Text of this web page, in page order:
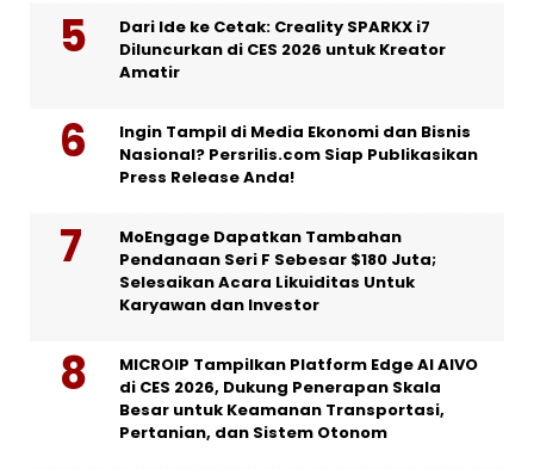
Dari Ide ke Cetak: Creality SPARKX i7
Diluncurkan di CES 2026 untuk Kreator
Amatir
Ingin Tampil di Media Ekonomi dan Bisnis
Nasional? Persrilis.com Siap Publikasikan
Press Release Anda!
MoEngage Dapatkan Tambahan
Pendanaan Seri F Sebesar $180 Juta;
Selesaikan Acara Likuiditas Untuk
Karyawan dan Investor
MICROIP Tampilkan Platform Edge AI AIVO
di CES 2026, Dukung Penerapan Skala
Besar untuk Keamanan Transportasi,
Pertanian, dan Sistem Otonom